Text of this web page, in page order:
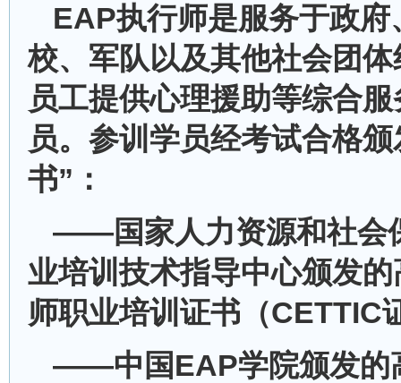
EAP执行师是服务于政府
校、军队以及其他社会团
员工提供心理援助等综合
员。参训学员经考试合格
书”：
——国家人力资源和社会
业培训技术指导中心颁发
师职业培训证书（CETTIC
——中国EAP学院颁发的